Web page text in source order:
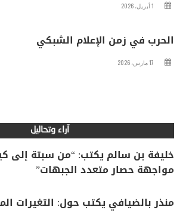
1 أبريل، 2026
الحرب في زمن الإعلام الشبكي
17 مارس، 2026
آراء وتحاليل
خليفة بن سالم يكتب: “من سبتة إلى
مواجهة حصار متعدد الجبهات”
منذر بالضيافي يكتب حول: التغيرات